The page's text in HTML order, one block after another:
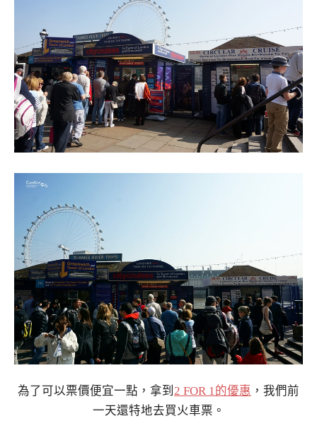
為了可以票價便宜一點，拿到 2 FOR 1的優惠 ，我們前
一天還特地去買火車票。